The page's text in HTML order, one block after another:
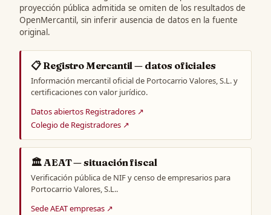
proyección pública admitida se omiten de los resultados de
OpenMercantil, sin inferir ausencia de datos en la fuente
original.
📋 Registro Mercantil — datos oficiales
Información mercantil oficial de Portocarrio Valores, S.L. y
certificaciones con valor jurídico.
Datos abiertos Registradores ↗
Colegio de Registradores ↗
🏛️ AEAT — situación fiscal
Verificación pública de NIF y censo de empresarios para
Portocarrio Valores, S.L..
Sede AEAT empresas ↗